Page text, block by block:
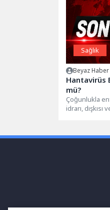
Sağlık
Beyaz Haber
Hantavirüs
mü?
Çoğunlukla
idrarı,